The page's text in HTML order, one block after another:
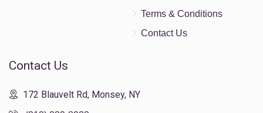
Terms & Conditions
Contact Us
Contact Us
172 Blauvelt Rd, Monsey, NY